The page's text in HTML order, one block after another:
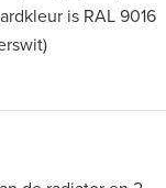
is RAL 9016